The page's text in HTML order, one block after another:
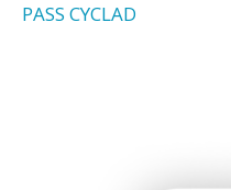
PASS CYCLAD